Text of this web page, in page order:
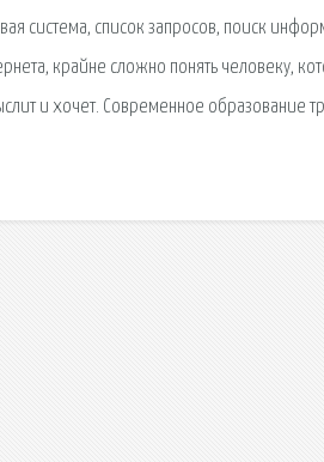
сиcтема, список запросов, поиск
крайне сложно понять человеку,
и хочет. Современное образование